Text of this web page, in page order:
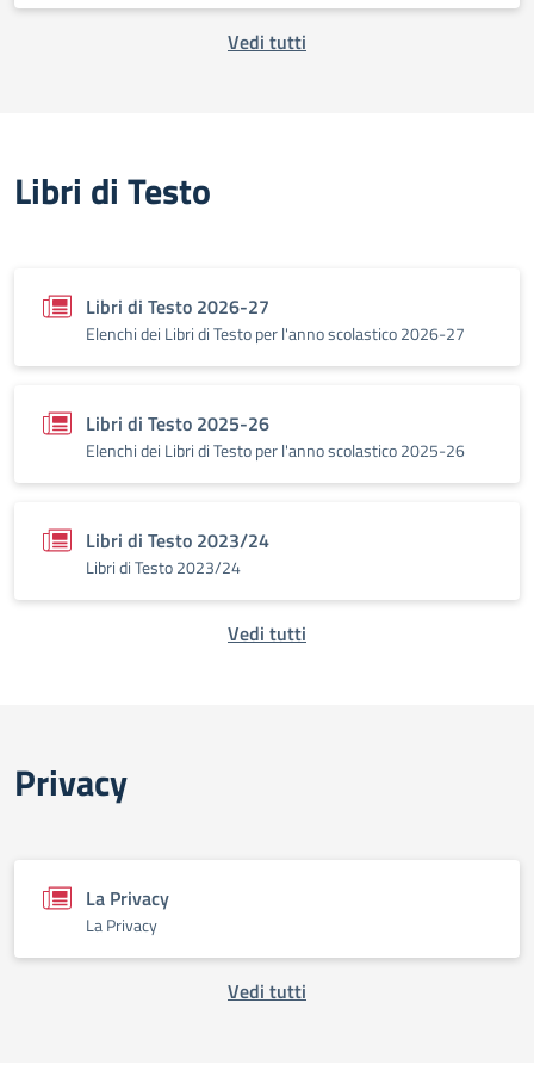
Vedi tutti
Libri di Testo
Libri di Testo 2026-27
Elenchi dei Libri di Testo per l'anno scolastico 2026-27
Libri di Testo 2025-26
Elenchi dei Libri di Testo per l'anno scolastico 2025-26
Libri di Testo 2023/24
Libri di Testo 2023/24
Vedi tutti
Privacy
La Privacy
La Privacy
Vedi tutti